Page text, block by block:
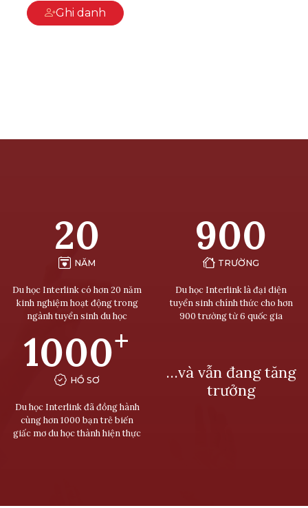
Ghi danh
20
NĂM
Du học Interlink có hơn 20 năm
kinh nghiệm hoạt động trong
ngành tuyển sinh du học
900
TRƯỜNG
Du học Interlink là đại diện
tuyển sinh chính thức cho hơn
900 trường từ 6 quốc gia
1000+
HỒ SƠ
Du học Interlink đã đồng hành
cùng hơn 1000 bạn trẻ biến
giấc mơ du học thành hiện thực
…và vẫn đang tăng
trưởng